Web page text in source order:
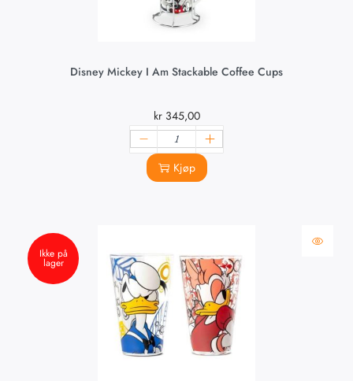
Disney Mickey I Am Stackable Coffee Cups
kr345,00
Kjøp
Ikke på
lager